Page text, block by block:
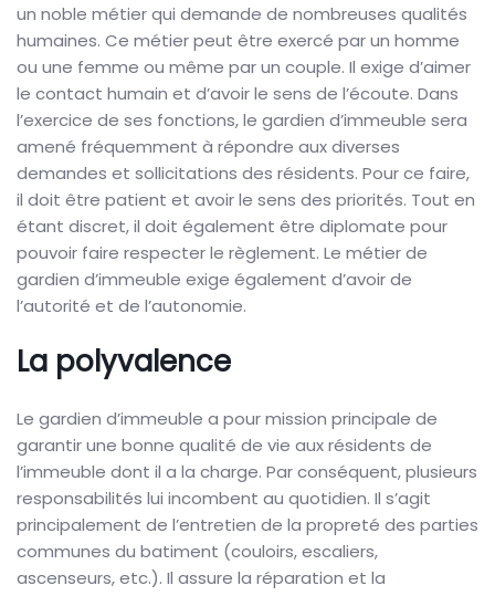
un noble métier qui demande de nombreuses qualités
humaines. Ce métier peut être exercé par un homme
ou une femme ou même par un couple. Il exige d’aimer
le contact humain et d’avoir le sens de l’écoute. Dans
l’exercice de ses fonctions, le gardien d’immeuble sera
amené fréquemment à répondre aux diverses
demandes et sollicitations des résidents. Pour ce faire,
il doit être patient et avoir le sens des priorités. Tout en
étant discret, il doit également être diplomate pour
pouvoir faire respecter le règlement. Le métier de
gardien d’immeuble exige également d’avoir de
l’autorité et de l’autonomie.
La polyvalence
Le gardien d’immeuble a pour mission principale de
garantir une bonne qualité de vie aux résidents de
l’immeuble dont il a la charge. Par conséquent, plusieurs
responsabilités lui incombent au quotidien. Il s’agit
principalement de l’entretien de la propreté des parties
communes du batiment (couloirs, escaliers,
ascenseurs, etc.). Il assure la réparation et la